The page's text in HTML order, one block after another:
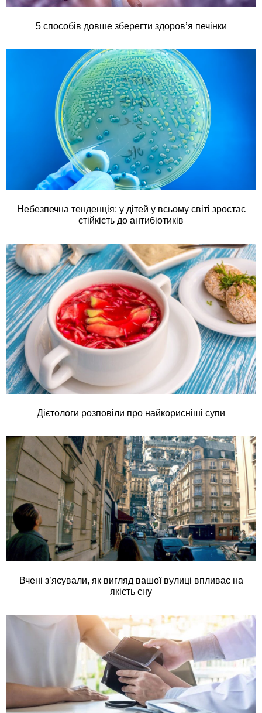
5 способів довше зберегти здоров’я печінки
Небезпечна тенденція: у дітей у всьому світі зростає
стійкість до антибіотиків
Дієтологи розповіли про найкорисніші супи
Вчені з’ясували, як вигляд вашої вулиці впливає на
якість сну